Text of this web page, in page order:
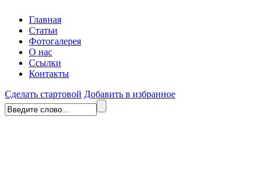
Главная
Статьи
Фотогалерея
О нас
Ссылки
Контакты
Сделать стартовой Добавить в избранное